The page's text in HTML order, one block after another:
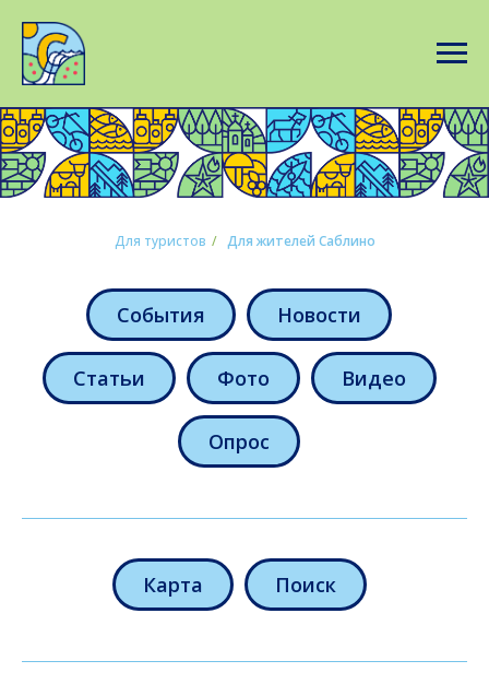
Для туристов / Для жителей Саблино
События Новости
Статьи Фото Видео
Опрос
Карта Поиск